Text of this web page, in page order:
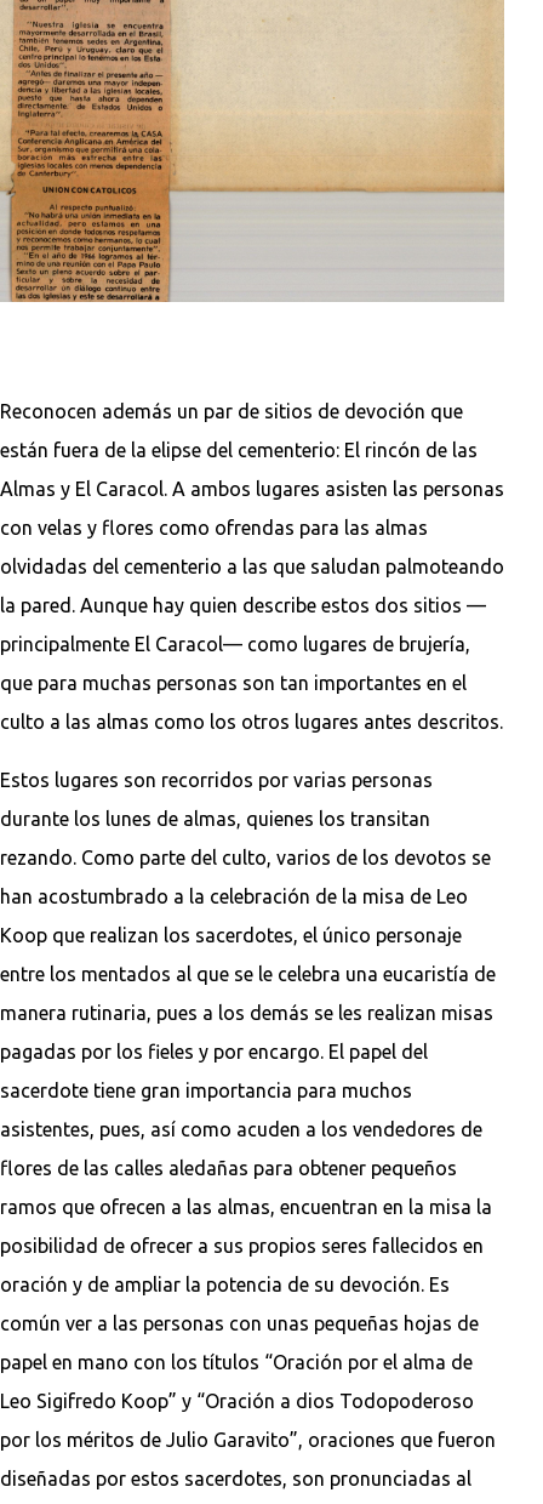
Reconocen además un par de sitios de devoción que
están fuera de la elipse del cementerio: El rincón de las
Almas y El Caracol. A ambos lugares asisten las personas
con velas y flores como ofrendas para las almas
olvidadas del cementerio a las que saludan palmoteando
la pared. Aunque hay quien describe estos dos sitios —
principalmente El Caracol— como lugares de brujería,
que para muchas personas son tan importantes en el
culto a las almas como los otros lugares antes descritos.
Estos lugares son recorridos por varias personas
durante los lunes de almas, quienes los transitan
rezando. Como parte del culto, varios de los devotos se
han acostumbrado a la celebración de la misa de Leo
Koop que realizan los sacerdotes, el único personaje
entre los mentados al que se le celebra una eucaristía de
manera rutinaria, pues a los demás se les realizan misas
pagadas por los fieles y por encargo. El papel del
sacerdote tiene gran importancia para muchos
asistentes, pues, así como acuden a los vendedores de
flores de las calles aledañas para obtener pequeños
ramos que ofrecen a las almas, encuentran en la misa la
posibilidad de ofrecer a sus propios seres fallecidos en
oración y de ampliar la potencia de su devoción. Es
común ver a las personas con unas pequeñas hojas de
papel en mano con los títulos “Oración por el alma de
Leo Sigifredo Koop” y “Oración a dios Todopoderoso
por los méritos de Julio Garavito”, oraciones que fueron
diseñadas por estos sacerdotes, son pronunciadas al